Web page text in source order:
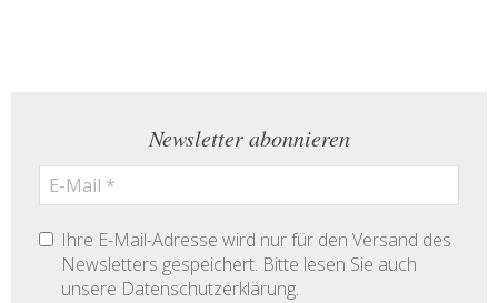
Newsletter abonnieren
Ihre E-Mail-Adresse wird nur für den Versand des
Newsletters gespeichert. Bitte lesen Sie auch
unsere Datenschutzerklärung.